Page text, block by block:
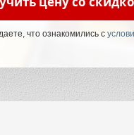
что ознакомились с